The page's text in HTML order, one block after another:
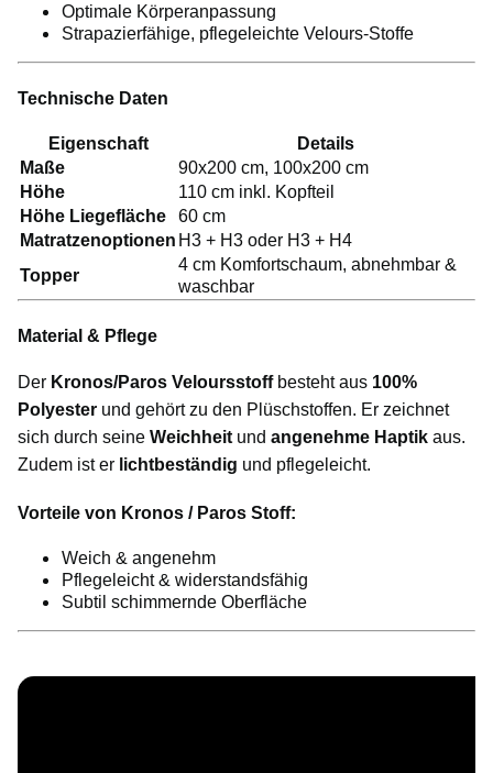
Optimale Körperanpassung
Strapazierfähige, pflegeleichte Velours-Stoffe
Technische Daten
Eigenschaft
Details
Maße
90x200 cm, 100x200 cm
Höhe
110 cm inkl. Kopfteil
Höhe Liegefläche
60 cm
Matratzenoptionen H3 + H3 oder H3 + H4
Topper
4 cm Komfortschaum, abnehmbar &
waschbar
Material & Pflege
Der Kronos/Paros Veloursstoffbesteht aus 100%
Polyester und gehört zu den Plüschstoffen. Er zeichnet
sich durch seine Weichheit und angenehme Haptik aus.
Zudem ist er lichtbeständig und pflegeleicht.
Vorteile von Kronos / Paros Stoff:
Weich & angenehm
Pflegeleicht & widerstandsfähig
Subtil schimmernde Oberfläche